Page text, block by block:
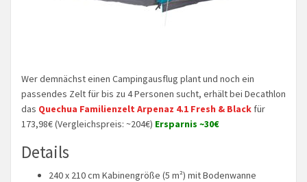
Wer demnächst einen Campingausflug plant und noch ein
passendes Zelt für bis zu 4 Personen sucht, erhält bei Decathlon
das Quechua Familienzelt Arpenaz 4.1 Fresh & Black für
173,98€ (Vergleichspreis: ~204€) Ersparnis ~30€
Details
240 x 210 cm Kabinengröße (5 m²) mit Bodenwanne